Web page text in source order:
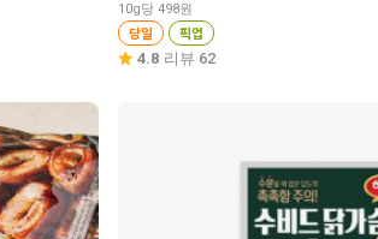
10g당 498원
당일 픽업
4.8 리뷰 62